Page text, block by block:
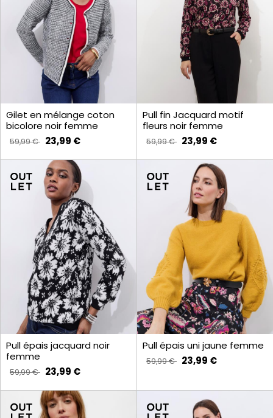
Gilet en mélange coton
bicolore noir femme
59,99 € 23,99 €
Pull fin Jacquard motif
fleurs noir femme
59,99 € 23,99 €
Pull épais jacquard noir
femme
59,99 € 23,99 €
Pull épais uni jaune femme
59,99 € 23,99 €